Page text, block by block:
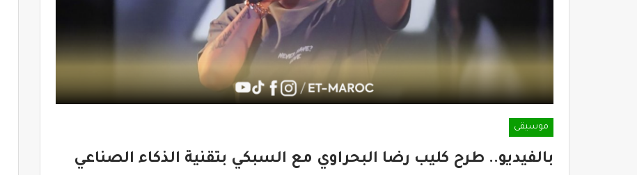
موسيقى
بالفيديو.. طرح كليب رضا البحراوي مع السبكي بتقنية الذكاء الصناعي